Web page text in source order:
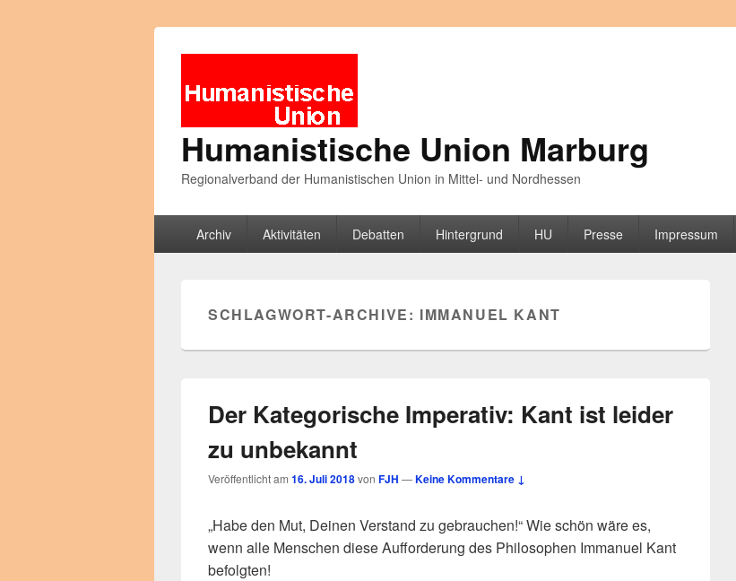
Humanistische Union Marburg
Regionalverband der Humanistischen Union in Mittel- und Nordhessen
Archiv Aktivitäten Debatten Hintergrund HU Presse Impressum
SCHLAGWORT-ARCHIVE: IMMANUEL KANT
Der Kategorische Imperativ: Kant ist leider
zu unbekannt
Veröffentlicht am 16. Juli 2018von FJH —Keine Kommentare ↓
„Habe den Mut, Deinen Verstand zu gebrauchen!“ Wie schön wäre es,
wenn alle Menschen diese Aufforderung des Philosophen Immanuel Kant
befolgten!